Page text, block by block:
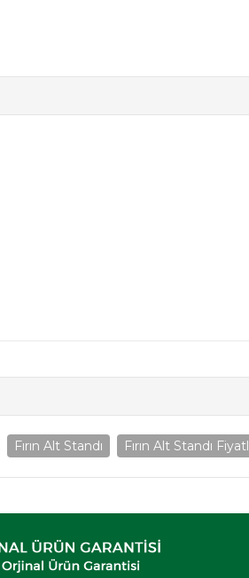
Fırın Alt Standı Fırın Alt Standı